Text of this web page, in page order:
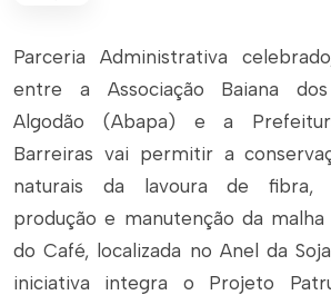
Parceria Administrativa
entre a Associação Baiana
Algodão (Abapa) e a
Barreiras vai permitir a
naturais da lavoura de fibra,
produção e manutenção da
do Café, localizada no Anel da
iniciativa integra o Projeto